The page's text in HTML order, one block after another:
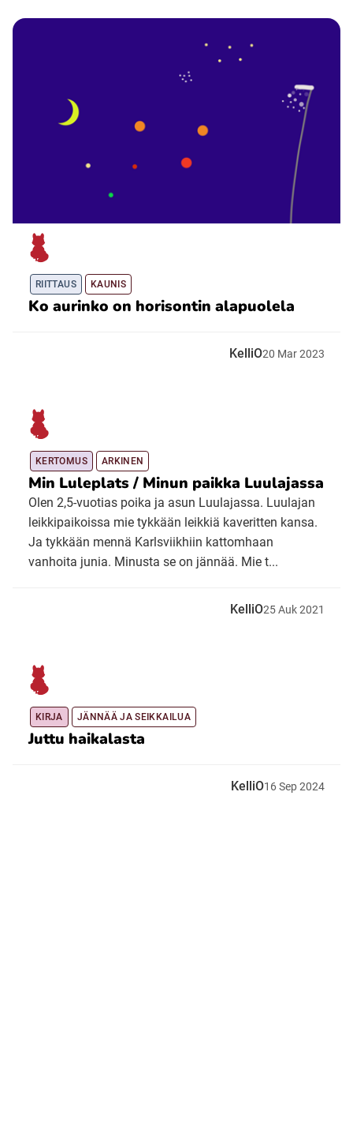
RIITTAUS KAUNIS
Ko aurinko on horisontin alapuolela
KelliO20 Mar2023
KERTOMUS ARKINEN
Min Luleplats / Minun paikka Luulajassa
Olen 2,5-vuotias poika ja asun Luulajassa. Luulajan
leikkipaikoissa mie tykkään leikkiä kaveritten kansa.
Ja tykkään mennä Karlsviikhiin kattomhaan
vanhoita junia. Minusta se on jännää. Mie t...
KelliO25Auk2021
KIRJA JÄNNÄÄ JA SEIKKAILUA
Juttu haikalasta
KelliO16Sep2024